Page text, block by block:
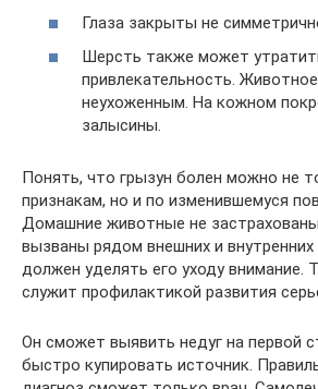
Глаза закрыты не
Шерсть также может
привлекательность.
неухоженным. На кожном
залысины.
Понять, что грызун болен можно не
признакам, но и по изменившемуся
Домашние животные не
вызваны рядом внешних и внутренних
должен уделять его уходу внимание.
служит профилактикой развития
Он сможет выявить недуг на первой
быстро купировать источник.